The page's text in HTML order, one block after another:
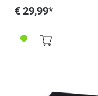
€ 29,99*